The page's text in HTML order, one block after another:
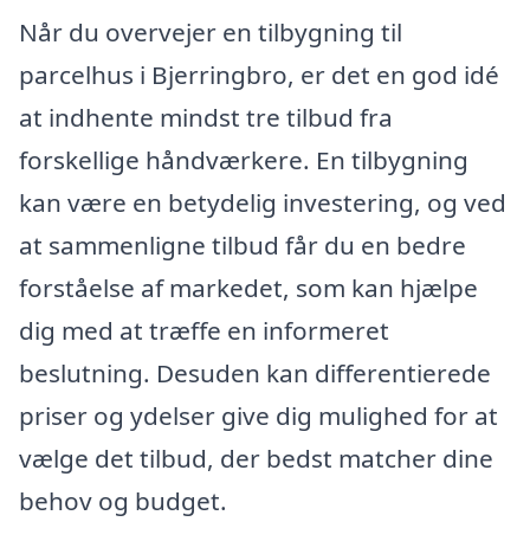
Når du overvejer en tilbygning til
parcelhus i Bjerringbro, er det en god idé
at indhente mindst tre tilbud fra
forskellige håndværkere. En tilbygning
kan være en betydelig investering, og ved
at sammenligne tilbud får du en bedre
forståelse af markedet, som kan hjælpe
dig med at træffe en informeret
beslutning. Desuden kan differentierede
priser og ydelser give dig mulighed for at
vælge det tilbud, der bedst matcher dine
behov og budget.